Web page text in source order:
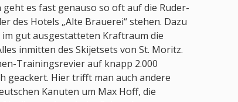
es fast genauso so oft auf die Ruder-
des Hotels „Alte Brauerei“ stehen. Dazu
gut ausgestatteten Kraftraum die
inmitten des Skijetsets von St. Moritz.
Trainingsrevier auf knapp 2.000
geackert. Hier trifft man auch andere
Kanuten um Max Hoff, die